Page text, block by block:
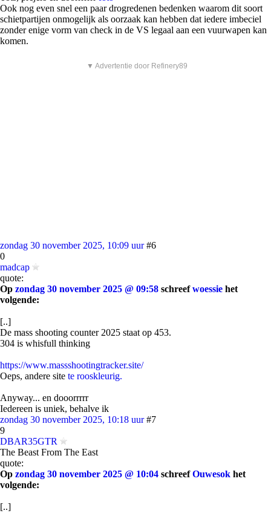
Ook nog even snel een paar drogredenen bedenken waarom dit soort
schietpartijen onmogelijk als oorzaak kan hebben dat iedere imbeciel
zonder enige vorm van check in de VS legaal aan een vuurwapen kan
komen.
▼ Advertentie door Refinery89
zondag 30 november 2025, 10:09 uur #6
0
madcap
quote:
Op zondag 30 november 2025 @ 09:58 schreefwoessie het
volgende:
[..]
De mass shooting counter 2025 staat op 453.
304 is whisfull thinking
https://www.massshootingtracker.site/
Oeps, andere site te rooskleurig.
Anyway... en dooorrrrr
Iedereen is uniek, behalve ik
zondag 30 november 2025, 10:18 uur #7
9
DBAR35GTR
The Beast From The East
quote:
Op zondag 30 november 2025 @ 10:04 schreefOuwesok het
volgende:
[..]